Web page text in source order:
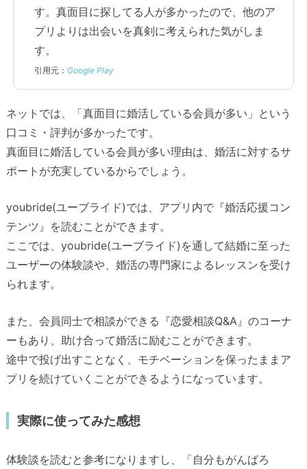
す。真面目に探してる人が多かったので、他のア
プリよりは出会いを真剣に考えられた気がしま
す。
引用元： Google Play
ネットでは、「真面目に婚活している会員が多い」という
口コミ・評判が多かったです。
真面目に婚活している会員が多い理由は、婚活に対するサ
ポートが充実しているからでしょう。
youbride(ユーブライド)では、アプリ内で『婚活応援コン
テンツ』を読むことができます。
ここでは、youbride(ユーブライド)を通して結婚に至った
ユーザーの体験談や、婚活の専門家によるレッスンを受け
られます。
また、会員同士で相談ができる『恋愛相談Q&A』のコーナ
ーもあり、助け合って婚活に励むことができます。
途中で投げ出すことなく、モチベーションを保ったままア
プリを続けていくことができるようになっています。
実際に使ってみた感想
体験談を読むと参考になりますし、「自分もがんばろ